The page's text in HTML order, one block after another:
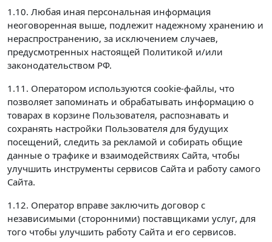
1.10. Любая иная персональная информация
неоговоренная выше, подлежит надежному хранению и
нераспространению, за исключением случаев,
предусмотренных настоящей Политикой и/или
законодательством РФ.
1.11. Оператором используются cookie-файлы, что
позволяет запоминать и обрабатывать информацию о
товарах в корзине Пользователя, распознавать и
сохранять настройки Пользователя для будущих
посещений, следить за рекламой и собирать общие
данные о трафике и взаимодействиях Сайта, чтобы
улучшить инструменты сервисов Сайта и работу самого
Сайта.
1.12. Оператор вправе заключить договор с
независимыми (сторонними) поставщиками услуг, для
того чтобы улучшить работу Сайта и его сервисов.